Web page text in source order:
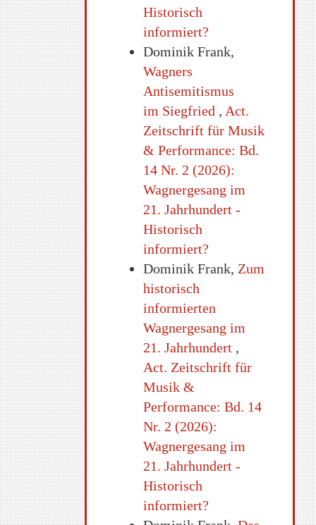
Historisch
informiert?
Dominik Frank,
Wagners
Antisemitismus
im Siegfried , Act.
Zeitschrift für Musik
& Performance: Bd.
14 Nr. 2 (2026):
Wagnergesang im
21. Jahrhundert -
Historisch
informiert?
Dominik Frank, Zum
historisch
informierten
Wagnergesang im
21. Jahrhundert ,
Act. Zeitschrift für
Musik &
Performance: Bd. 14
Nr. 2 (2026):
Wagnergesang im
21. Jahrhundert -
Historisch
informiert?